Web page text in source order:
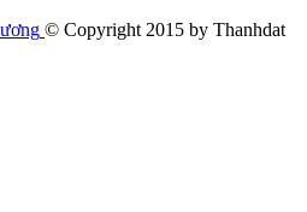
© Copyright 2015 by Thanhdat